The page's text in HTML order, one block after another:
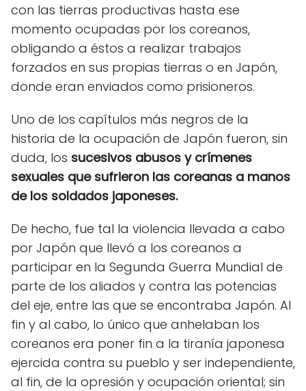
con las tierras productivas hasta ese
momento ocupadas por los coreanos,
obligando a éstos a realizar trabajos
forzados en sus propias tierras o en Japón,
donde eran enviados como prisioneros.
Uno de los capítulos más negros de la
historia de la ocupación de Japón fueron, sin
duda, los sucesivos abusos y crímenes
sexuales que sufrieron las coreanas a manos
de los soldados japoneses.
De hecho, fue tal la violencia llevada a cabo
por Japón que llevó a los coreanos a
participar en la Segunda Guerra Mundial de
parte de los aliados y contra las potencias
del eje, entre las que se encontraba Japón. Al
fin y al cabo, lo único que anhelaban los
coreanos era poner fin a la tiranía japonesa
ejercida contra su pueblo y ser independiente,
al fin, de la opresión y ocupación oriental; sin